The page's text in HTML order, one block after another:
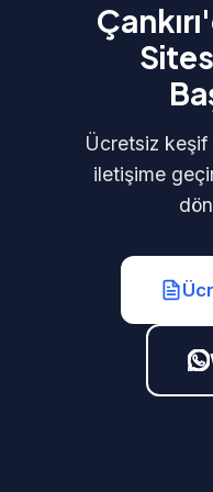
Ücretsiz keşif
iletişime